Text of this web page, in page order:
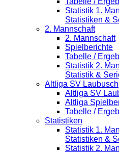
Statistik 1.
Statistiken &
2. Mannschaft
2. Mannschaft
Spielberichte
Tabelle /
Statistik 2.
Statistik &
Altliga SV Laubusch
Altliga SV
Altliga
Tabelle /
Statistiken
Statistik 1.
Statistiken &
Statistik 2.